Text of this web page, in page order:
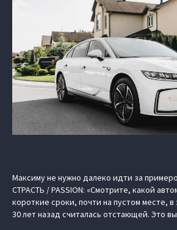
Максиму не нужно далеко идти за
СТРАСТЬ / PASSION: «Смотрите, какой
короткие сроки, почти на пустом месте,
30 лет назад считалась отстающей. Это